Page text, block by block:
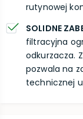
rutynowej
SOLIDNE
filtracyjna
odkurzacza.
pozwala na
technicznej